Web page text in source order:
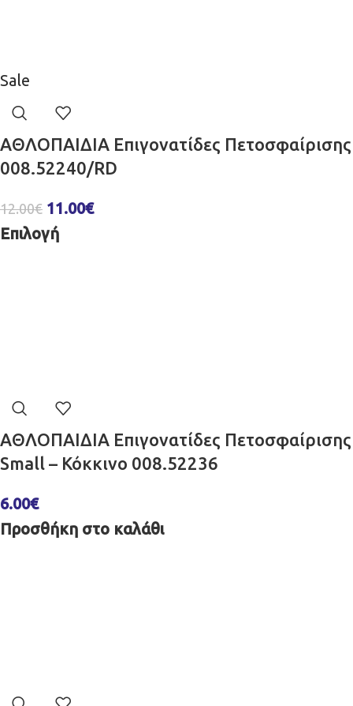
Sale
ΑΘΛΟΠΑΙΔΙΑ Επιγονατίδες Πετοσφαίρισης
008.52240/RD
12.00€ 11.00€
Επιλογή
ΑΘΛΟΠΑΙΔΙΑ Επιγονατίδες Πετοσφαίρισης
Small – Κόκκινο 008.52236
6.00€
Προσθήκη στο καλάθι